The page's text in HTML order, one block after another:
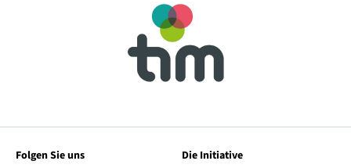
Folgen Sie uns
Die Initiative